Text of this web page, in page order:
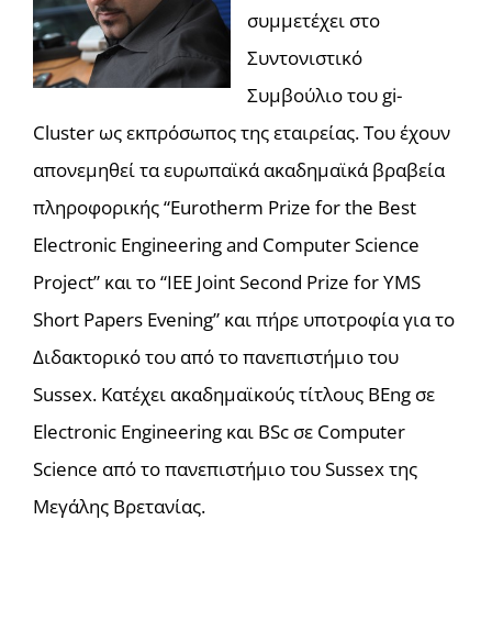
συμμετέχει στο
Συντονιστικό
Συμβούλιο του gi-
Cluster ως εκπρόσωπος της εταιρείας. Του έχουν
απονεμηθεί τα ευρωπαϊκά ακαδημαϊκά βραβεία
πληροφορικής “Eurotherm Prize for the Best
Electronic Engineering and Computer Science
Project” και το “IEE Joint Second Prize for YMS
Short Papers Evening” και πήρε υποτροφία για το
Διδακτορικό του από το πανεπιστήμιο του
Sussex. Κατέχει ακαδημαϊκούς τίτλους BEng σε
Electronic Engineering και BSc σε Computer
Science από το πανεπιστήμιο του Sussex της
Μεγάλης Βρετανίας.